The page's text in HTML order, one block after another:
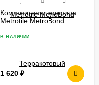
Композитная черепица
Metrotile MetroBond
В НАЛИЧИИ
1 620 ₽